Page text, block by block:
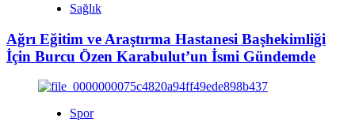
Sağlık
Ağrı Eğitim ve Araştırma Hastanesi Başhekimliği
İçin Burcu Özen Karabulut’un İsmi Gündemde
Spor